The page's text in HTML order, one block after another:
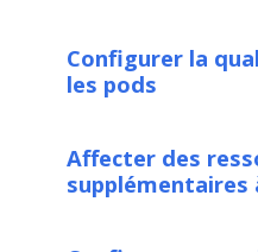
Configurer la
les pods
Affecter des
supplémentaires